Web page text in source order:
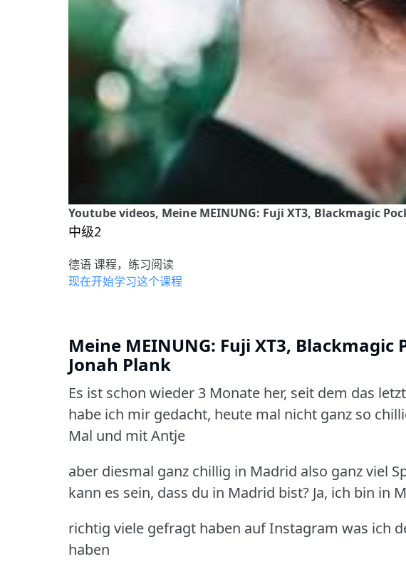
Youtube videos, Meine MEINUNG: Fuji XT3, Blackmagic
中级2
德语 课程，练习阅读
现在开始学习这个课程
Meine MEINUNG: Fuji XT3, Blackmagic
Jonah Plank
Es ist schon wieder 3 Monate her, seit dem das
habe ich mir gedacht, heute mal nicht ganz so
Mal und mit Antje
aber diesmal ganz chillig in Madrid also ganz viel
kann es sein, dass du in Madrid bist? Ja, ich bin in
richtig viele gefragt haben auf Instagram was ich
haben